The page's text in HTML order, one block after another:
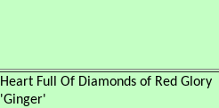
Heart Full Of Diamonds of Red Glory
'Ginger'